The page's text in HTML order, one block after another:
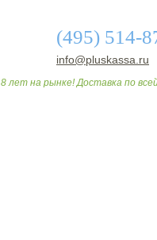
(495) 514-
info@pluskassa.ru
8 лет на рынке! Доставка по